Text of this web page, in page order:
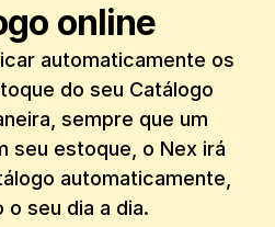
online
automaticamente os
do seu Catálogo
sempre que um
seu estoque, o Nex irá
automaticamente,